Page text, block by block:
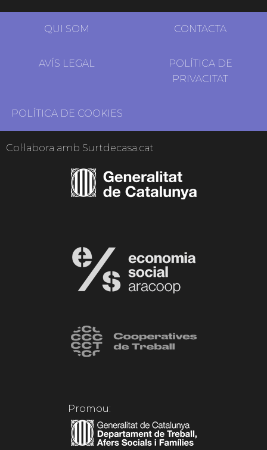
QUI SOM CONTACTA
AVÍS LEGAL
POLÍTICA DE
PRIVACITAT
POLÍTICA DE COOKIES
Col·labora amb Surtdecasa.cat
Promou: